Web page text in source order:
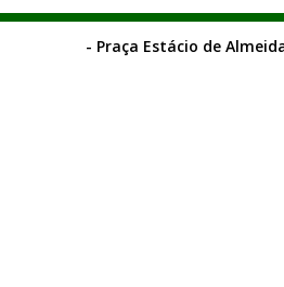
- Praça Estácio de